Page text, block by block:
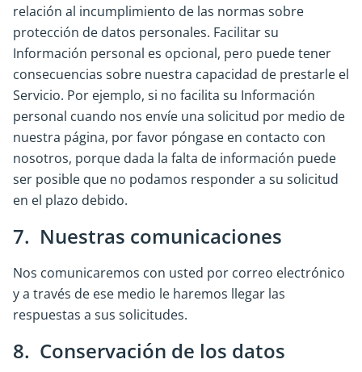
relación al incumplimiento de las normas sobre
protección de datos personales. Facilitar su
Información personal es opcional, pero puede tener
consecuencias sobre nuestra capacidad de prestarle el
Servicio. Por ejemplo, si no facilita su Información
personal cuando nos envíe una solicitud por medio de
nuestra página, por favor póngase en contacto con
nosotros, porque dada la falta de información puede
ser posible que no podamos responder a su solicitud
en el plazo debido.
7. Nuestras comunicaciones
Nos comunicaremos con usted por correo electrónico
y a través de ese medio le haremos llegar las
respuestas a sus solicitudes.
8. Conservación de los datos